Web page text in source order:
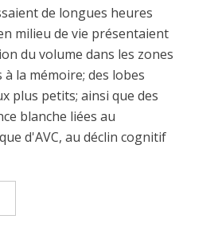
de longues heures
milieu de vie présentaient
du volume dans les zones
la mémoire; des lobes
plus petits; ainsi que des
blanche liées au
d'AVC, au déclin cognitif